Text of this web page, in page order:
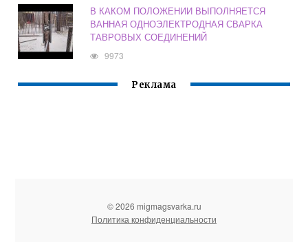
В КАКОМ ПОЛОЖЕНИИ ВЫПОЛНЯЕТСЯ
ВАННАЯ ОДНОЭЛЕКТРОДНАЯ СВАРКА
ТАВРОВЫХ СОЕДИНЕНИЙ
9973
Реклама
© 2026 migmagsvarka.ru
Политика конфиденциальности